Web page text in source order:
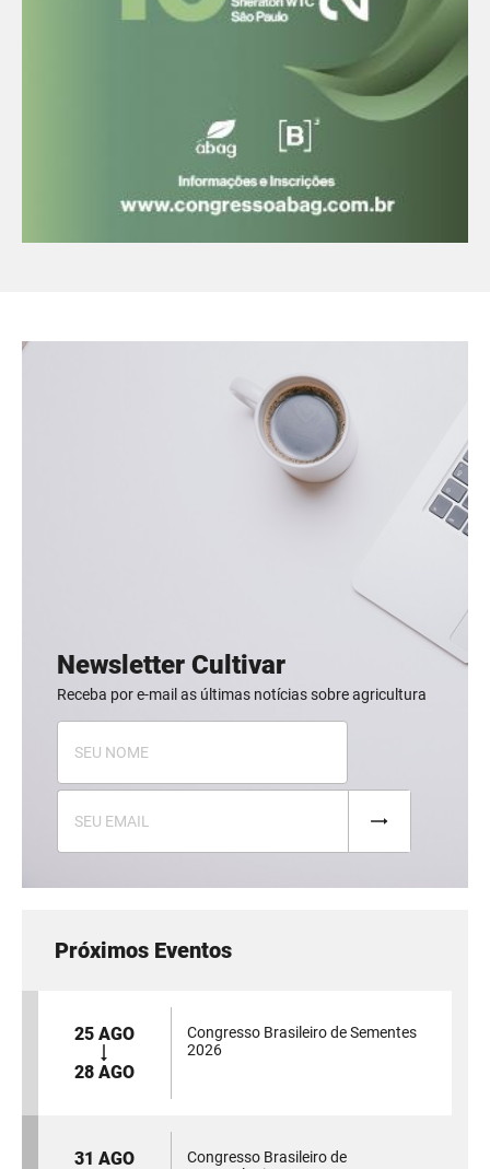
Newsletter Cultivar
Receba por e-mail as últimas notícias sobre agricultura
Próximos Eventos
25 AGO
28 AGO
Congresso Brasileiro de Sementes
2026
31 AGO
Congresso Brasileiro de